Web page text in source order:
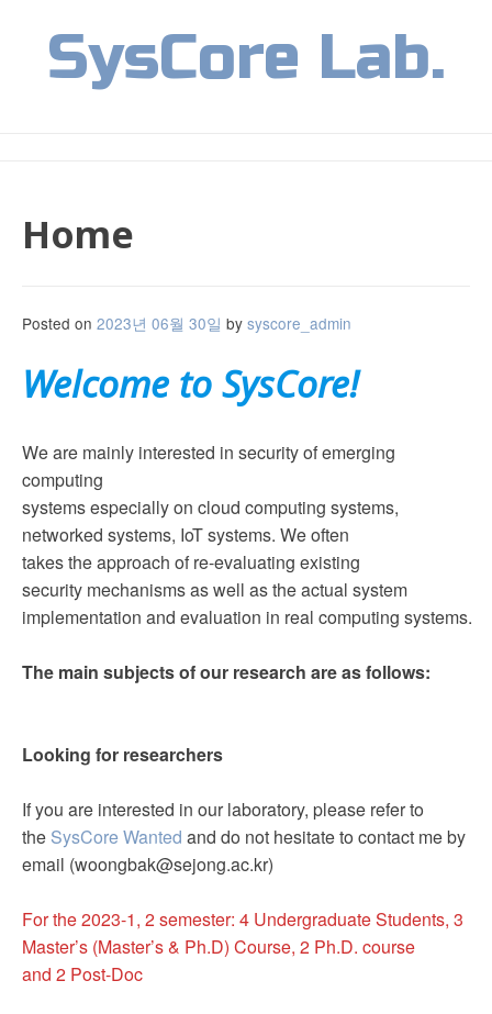
contentSysCore Lab.
Home
Posted on 2023년 06월 30일 by syscore_admin
Welcome to SysCore!
We are mainly interested in security of emerging
computing
systems especially on cloud computing systems,
networked systems, IoT systems. We often
takes the approach of re-evaluating existing
security mechanisms as well as the actual system
implementation and evaluation in real computing systems.
The main subjects of our research are as follows:
Looking for researchers
If you are interested in our laboratory, please refer to
the SysCore Wanted and do not hesitate to contact me by
email (woongbak@sejong.ac.kr)
For the 2023-1, 2 semester: 4 Undergraduate Students, 3
Master’s (Master’s & Ph.D) Course, 2 Ph.D. course
and 2 Post-Doc